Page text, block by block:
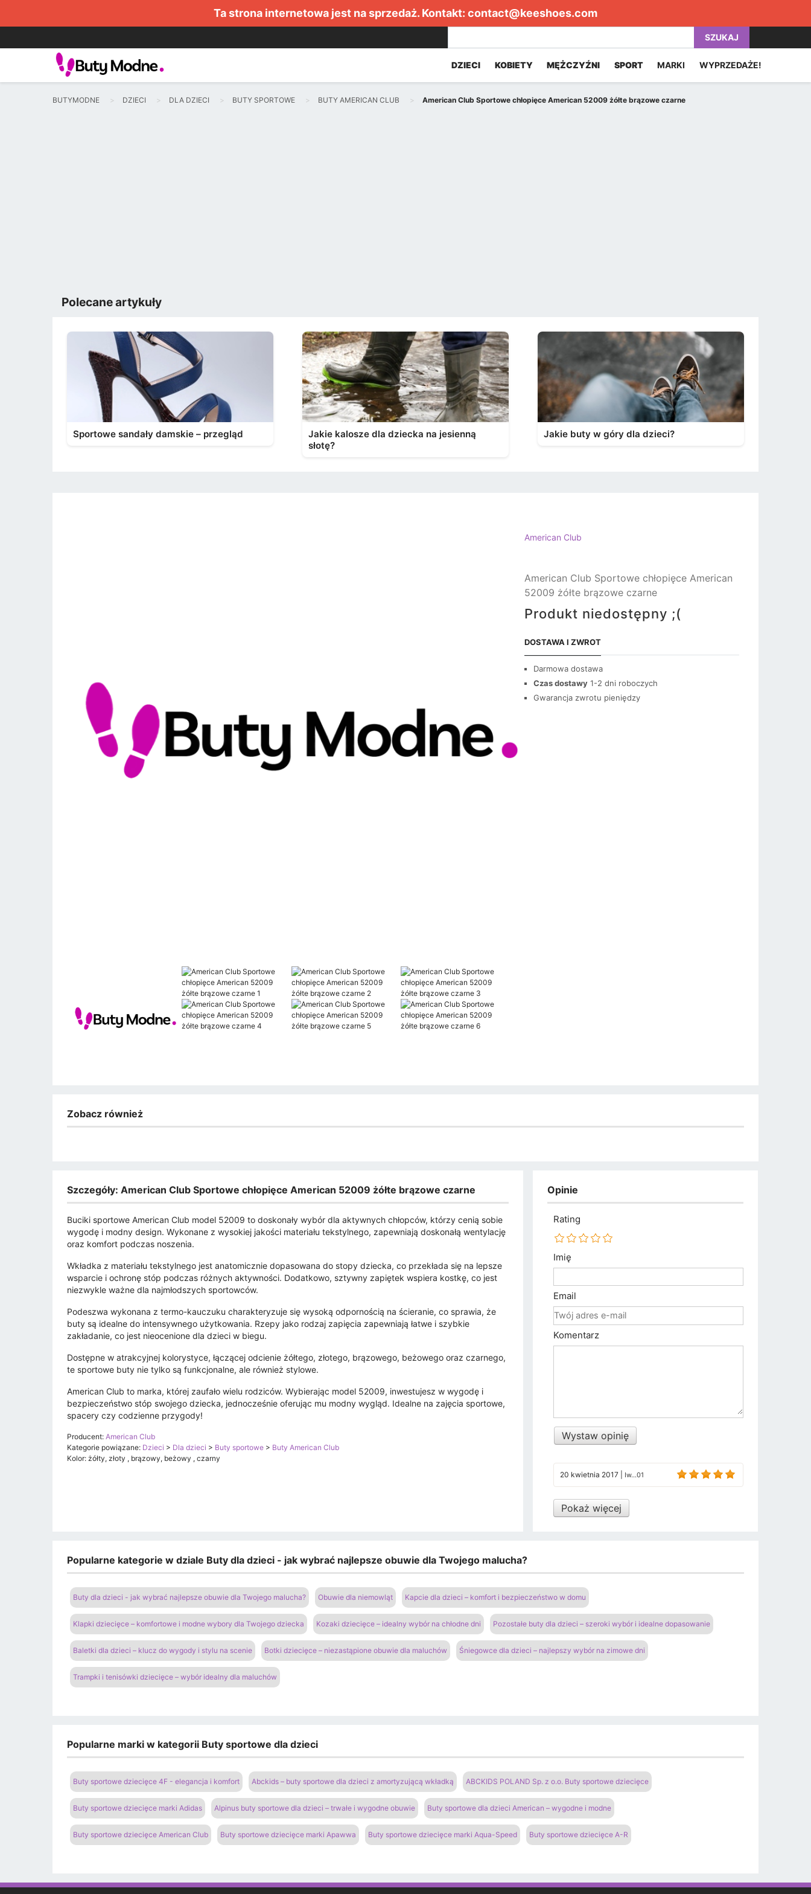
Ta strona internetowa jest na sprzedaż. Kontakt: contact@keeshoes.com
SZUKAJ
DZIECI KOBIETY MĘŻCZYŹNI SPORT MARKI WYPRZEDAŻE!
BUTYMODNE DZIECI DLA DZIECI BUTY SPORTOWE BUTY AMERICAN CLUB American Club Sportowe chłopięce American 52009 żółte brązowe czarne
Polecane artykuły
Sportowe sandały damskie – przegląd
Jakie kalosze dla dziecka na jesienną
słotę?
Jakie buty w góry dla dzieci?
American Club
American Club Sportowe chłopięce American
52009 żółte brązowe czarne
Produkt niedostępny ;(
DOSTAWA I ZWROT
Darmowa dostawa
Czas dostawy 1-2 dni roboczych
Gwarancja zwrotu pieniędzy
Zobacz również
Szczegóły: American Club Sportowe chłopięce American 52009 żółte brązowe czarne
Buciki sportowe American Club model 52009 to doskonały wybór dla aktywnych chłopców, którzy cenią sobie
wygodę i modny design. Wykonane z wysokiej jakości materiału tekstylnego, zapewniają doskonałą wentylację
oraz komfort podczas noszenia.
Wkładka z materiału tekstylnego jest anatomicznie dopasowana do stopy dziecka, co przekłada się na lepsze
wsparcie i ochronę stóp podczas różnych aktywności. Dodatkowo, sztywny zapiętek wspiera kostkę, co jest
niezwykle ważne dla najmłodszych sportowców.
Podeszwa wykonana z termo-kauczuku charakteryzuje się wysoką odpornością na ścieranie, co sprawia, że
buty są idealne do intensywnego użytkowania. Rzepy jako rodzaj zapięcia zapewniają łatwe i szybkie
zakładanie, co jest nieocenione dla dzieci w biegu.
Dostępne w atrakcyjnej kolorystyce, łączącej odcienie żółtego, złotego, brązowego, beżowego oraz czarnego,
te sportowe buty nie tylko są funkcjonalne, ale również stylowe.
American Club to marka, której zaufało wielu rodziców. Wybierając model 52009, inwestujesz w wygodę i
bezpieczeństwo stóp swojego dziecka, jednocześnie oferując mu modny wygląd. Idealne na zajęcia sportowe,
spacery czy codzienne przygody!
Producent: American Club
Kategorie powiązane: Dzieci > Dla dzieci > Buty sportowe > Buty American Club
Kolor: żółty, złoty , brązowy, beżowy , czarny
Opinie
Rating
Imię
Email
Komentarz
Wystaw opinię
20 kwietnia 2017 Iw...01
Pokaż więcej
Popularne kategorie w dziale Buty dla dzieci - jak wybrać najlepsze obuwie dla Twojego malucha?
Buty dla dzieci - jak wybrać najlepsze obuwie dla Twojego malucha? Obuwie dla niemowląt Kapcie dla dzieci – komfort i bezpieczeństwo w domu
Klapki dziecięce – komfortowe i modne wybory dla Twojego dziecka Kozaki dziecięce – idealny wybór na chłodne dni Pozostałe buty dla dzieci – szeroki wybór i idealne dopasowanie
Baletki dla dzieci – klucz do wygody i stylu na scenie Botki dziecięce – niezastąpione obuwie dla maluchów Śniegowce dla dzieci – najlepszy wybór na zimowe dni
Trampki i tenisówki dziecięce – wybór idealny dla maluchów
Popularne marki w kategorii Buty sportowe dla dzieci
Buty sportowe dziecięce 4F - elegancja i komfort Abckids – buty sportowe dla dzieci z amortyzującą wkładką ABCKIDS POLAND Sp. z o.o. Buty sportowe dziecięce
Buty sportowe dziecięce marki Adidas Alpinus buty sportowe dla dzieci – trwałe i wygodne obuwie Buty sportowe dla dzieci American – wygodne i modne
Buty sportowe dziecięce American Club Buty sportowe dziecięce marki Apawwa Buty sportowe dziecięce marki Aqua-Speed Buty sportowe dziecięce A-R